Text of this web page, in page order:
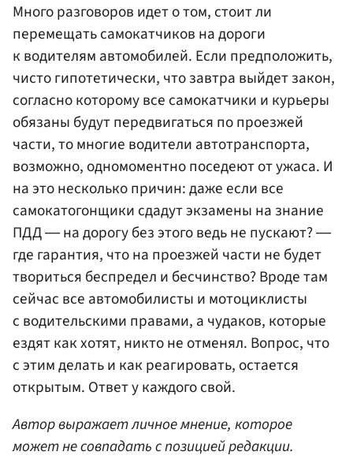
Много разговоров идет о том, стоит ли
перемещать самокатчиков на дороги
к водителям автомобилей. Если предположить,
чисто гипотетически, что завтра выйдет закон,
согласно которому все самокатчики и курьеры
обязаны будут передвигаться по проезжей
части, то многие водители автотранспорта,
возможно, одномоментно поседеют от ужаса. И
на это несколько причин: даже если все
самокатогонщики сдадут экзамены на знание
ПДД ― на дорогу без этого ведь не пускают? ―
где гарантия, что на проезжей части не будет
твориться беспредел и бесчинство? Вроде там
сейчас все автомобилисты и мотоциклисты
с водительскими правами, а чудаков, которые
ездят как хотят, никто не отменял. Вопрос, что
с этим делать и как реагировать, остается
открытым. Ответ у каждого свой.
Автор выражает личное мнение, которое
может не совпадать с позицией редакции.